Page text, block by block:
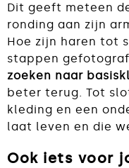
Dit geeft meteen
ronding aan zijn
Hoe zijn haren tot
stappen
zoeken naar
beter terug. Tot
kleding en een
laat leven en die
Ook iets voor